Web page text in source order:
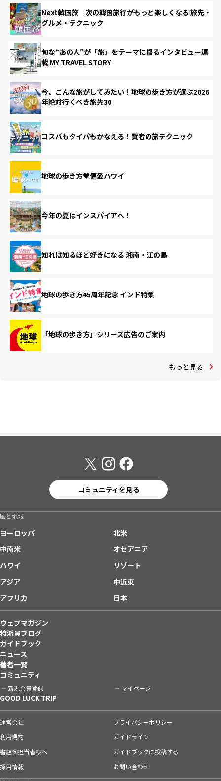
Next韓国旅 次の韓国旅行がもっと楽しくなる 旅先・
グルメ・テクニック
旬な“あの人”が「旅」をテーマに語るインタビュー連
載 MY TRAVEL STORY
今、こんな旅がしてみたい！地球の歩き方が選ぶ2026
年絶対行くべき旅先30
コスパもタイパもかなえる！賢者の旅テクニック
地球の歩き方♥偏愛ハワイ
今年の夏はインスパイアへ！
知れば知るほど好きになる 湘南・江の島
地球の歩き方45周年記念 インド特集
「地球の歩き方」シリーズ広告のご案内
もっと見る
コミュニティを見る
国と地域
ヨーロッパ
北米
中南米
オセアニア
ハワイ
リゾート
アジア
中近東
アフリカ
日本
ウェブマガジン
特派員ブログ
ガイドブック
ニュース
著者一覧
コミュニティ
新規会員登録 マイページ
GOOD LUCK TRIP
運営会社
プライバシーポリシー
利用規約
ガイドライン
書店御担当者様へ
ガイドブックに投稿する
採用情報
お問い合わせ